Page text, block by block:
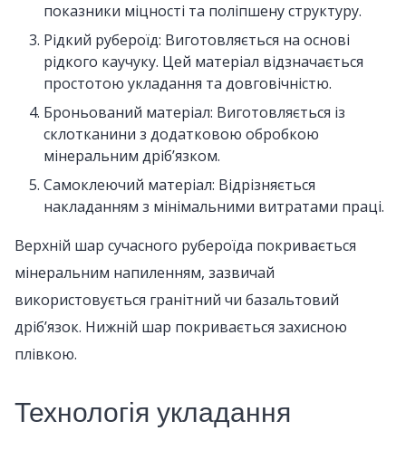
показники міцності та поліпшену структуру.
Рідкий рубероїд: Виготовляється на основі
рідкого каучуку. Цей матеріал відзначається
простотою укладання та довговічністю.
Броньований матеріал: Виготовляється із
склотканини з додатковою обробкою
мінеральним дріб’язком.
Самоклеючий матеріал: Відрізняється
накладанням з мінімальними витратами праці.
Верхній шар сучасного рубероїда покривається
мінеральним напиленням, зазвичай
використовується гранітний чи базальтовий
дріб’язок. Нижній шар покривається захисною
плівкою.
Технологія укладання